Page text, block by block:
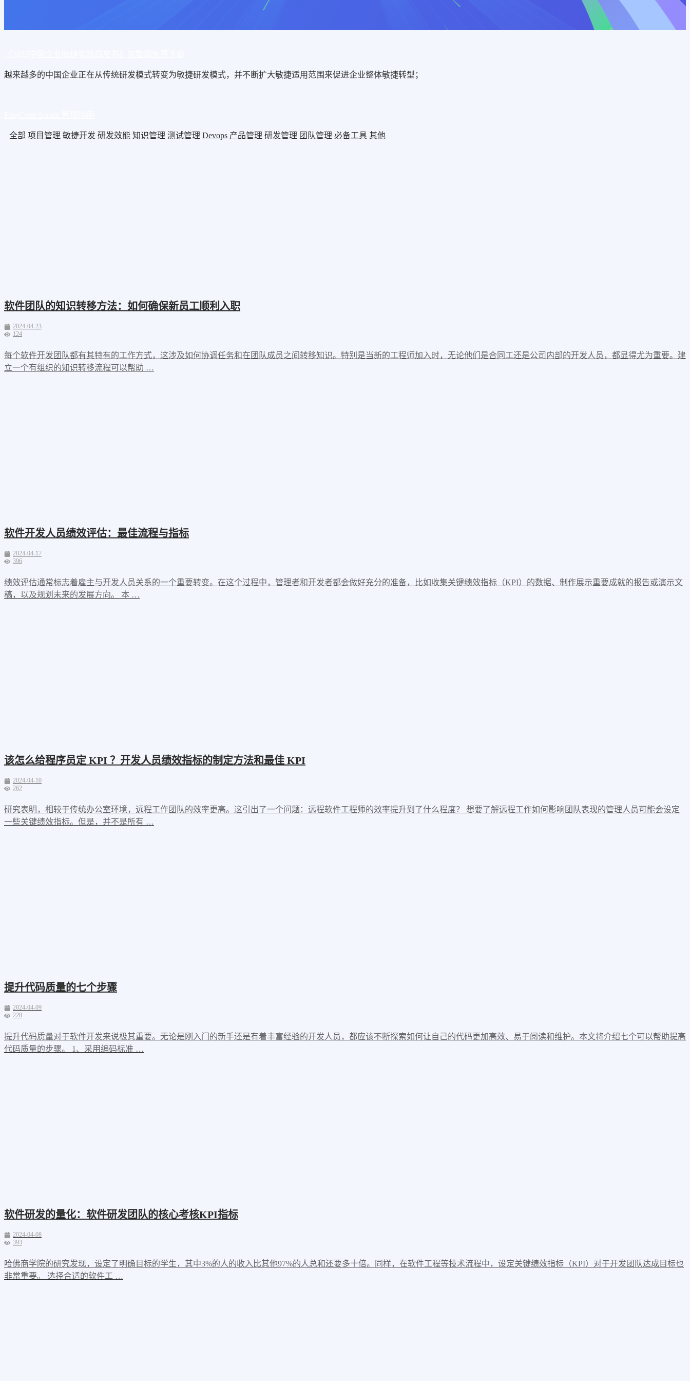
越来越多的中国企业正在从传统研发模式转变为敏捷研发模式，并不断扩大敏捷适用范围来促进企业整体敏捷转型；
全部 项目管理 敏捷开发 研发效能 知识管理 测试管理 Devops 产品管理 研发管理 团队管理 必备工具 其他
软件团队的知识转移方法：如何确保新员工顺利入职
2024-04-23
124
每个软件开发团队都有其特有的工作方式，这涉及如何协调任务和在团队成员之间转移知识。特别是当新的工程师加入时，无论他们是合同工还是公司内部的开发人员，都显得尤为重要。建
立一个有组织的知识转移流程可以帮助 …
软件开发人员绩效评估：最佳流程与指标
2024-04-17
396
绩效评估通常标志着雇主与开发人员关系的一个重要转变。在这个过程中，管理者和开发者都会做好充分的准备，比如收集关键绩效指标（KPI）的数据、制作展示重要成就的报告或演示文
稿，以及规划未来的发展方向。 本 …
该怎么给程序员定 KPI ？开发人员绩效指标的制定方法和最佳 KPI
2024-04-10
262
研究表明，相较于传统办公室环境，远程工作团队的效率更高。这引出了一个问题：远程软件工程师的效率提升到了什么程度？ 想要了解远程工作如何影响团队表现的管理人员可能会设定
一些关键绩效指标。但是，并不是所有 …
提升代码质量的七个步骤
2024-04-09
228
提升代码质量对于软件开发来说极其重要。无论是刚入门的新手还是有着丰富经验的开发人员，都应该不断探索如何让自己的代码更加高效、易于阅读和维护。本文将介绍七个可以帮助提高
代码质量的步骤。 1、采用编码标准 …
软件研发的量化：软件研发团队的核心考核KPI指标
2024-04-08
393
哈佛商学院的研究发现，设定了明确目标的学生，其中3%的人的收入比其他97%的人总和还要多十倍。同样，在软件工程等技术流程中，设定关键绩效指标（KPI）对于开发团队达成目标也
非常重要。 选择合适的软件工 …